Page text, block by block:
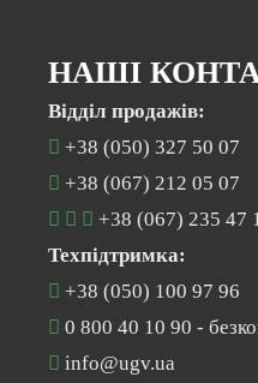
НАШІ
Відділ продажів:
+38 (050) 327 50 07
+38 (067) 212 05 07
+38 (067) 235 47
Техпідтримка:
+38 (050) 100 97 96
0 800 40 10 90 -
info@ugv.ua